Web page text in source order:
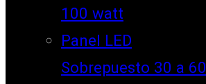
100 watt
Panel LED
Sobrepuesto 30 a 60